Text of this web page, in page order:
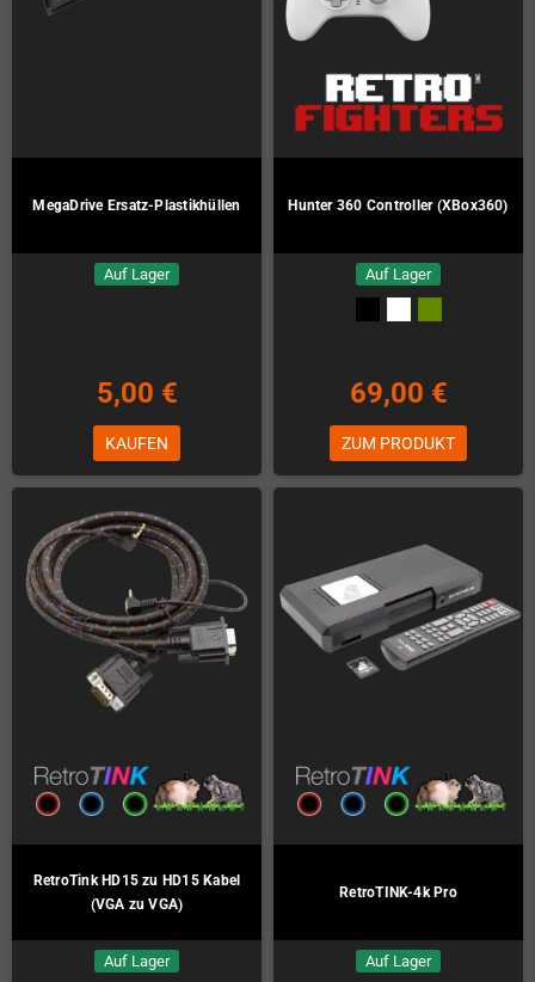
MegaDrive Ersatz-Plastikhüllen
Auf Lager
5,00 €
KAUFEN
Hunter 360 Controller (XBox360)
Auf Lager
69,00 €
ZUM PRODUKT
RetroTink HD15 zu HD15 Kabel
(VGA zu VGA)
Auf Lager
RetroTINK-4k Pro
Auf Lager